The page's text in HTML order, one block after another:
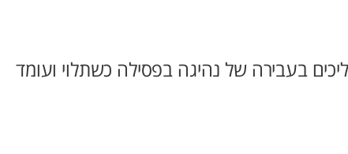
בעבירה של נהיגה בפסילה כשתלוי ועומד